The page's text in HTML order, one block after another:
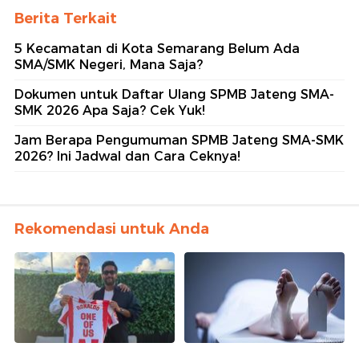
Berita Terkait
5 Kecamatan di Kota Semarang Belum Ada
SMA/SMK Negeri, Mana Saja?
Dokumen untuk Daftar Ulang SPMB Jateng SMA-
SMK 2026 Apa Saja? Cek Yuk!
Jam Berapa Pengumuman SPMB Jateng SMA-SMK
2026? Ini Jadwal dan Cara Ceknya!
Rekomendasi untuk Anda